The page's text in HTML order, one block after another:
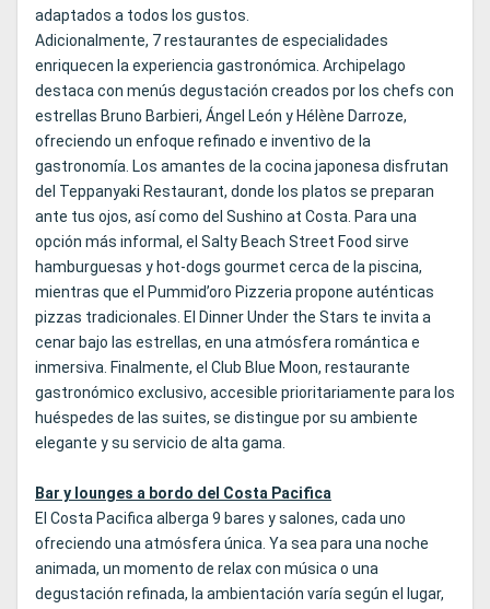
adaptados a todos los gustos.
Adicionalmente, 7 restaurantes de especialidades
enriquecen la experiencia gastronómica. Archipelago
destaca con menús degustación creados por los chefs con
estrellas Bruno Barbieri, Ángel León y Hélène Darroze,
ofreciendo un enfoque refinado e inventivo de la
gastronomía. Los amantes de la cocina japonesa disfrutan
del Teppanyaki Restaurant, donde los platos se preparan
ante tus ojos, así como del Sushino at Costa. Para una
opción más informal, el Salty Beach Street Food sirve
hamburguesas y hot-dogs gourmet cerca de la piscina,
mientras que el Pummid’oro Pizzeria propone auténticas
pizzas tradicionales. El Dinner Under the Stars te invita a
cenar bajo las estrellas, en una atmósfera romántica e
inmersiva. Finalmente, el Club Blue Moon, restaurante
gastronómico exclusivo, accesible prioritariamente para los
huéspedes de las suites, se distingue por su ambiente
elegante y su servicio de alta gama.
Bar y lounges a bordo del Costa Pacifica
El Costa Pacifica alberga 9 bares y salones, cada uno
ofreciendo una atmósfera única. Ya sea para una noche
animada, un momento de relax con música o una
degustación refinada, la ambientación varía según el lugar,